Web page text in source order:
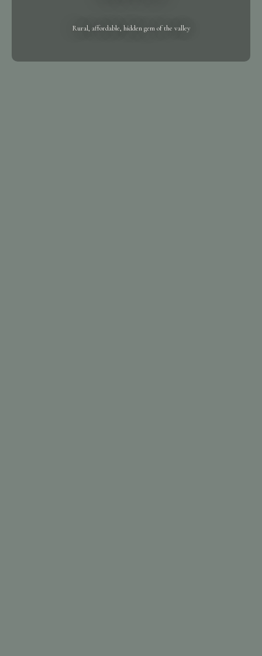
Rural, affordable, hidden gem of the valley